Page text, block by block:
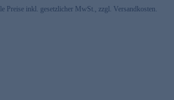
Preise inkl. gesetzlicher MwSt., zzgl. Versandkosten.